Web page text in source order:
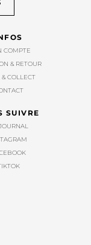
COMPTE
& RETOUR
& COLLECT
SUIVRE